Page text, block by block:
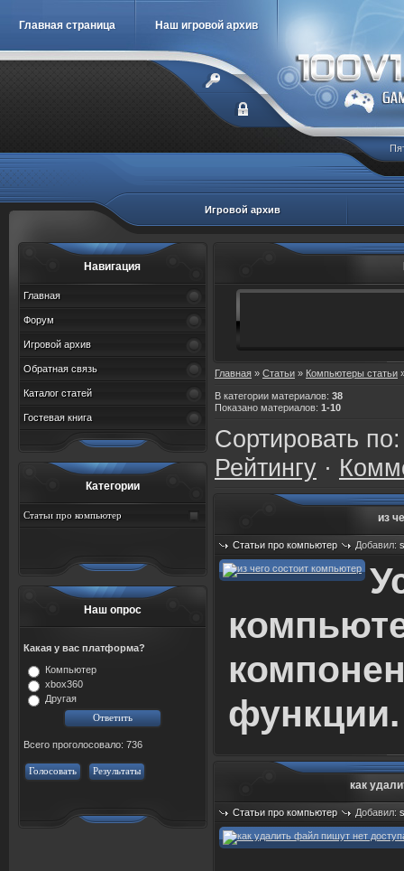
Главная страница Наш игровой архив
Игровой архив
Навигация
Главная
Форум
Игровой архив
Обратная связь
Каталог статей
Гостевая книга
Категории
Статьи про компьютер
Наш опрос
Какая у вас платформа?
Компьютер
xbox360
Другая
Всего проголосовало: 736
Голосовать Результаты
Главная » Статьи » Компьютеры статьи
В категории материалов: 38
Показано материалов: 1-10
Сортировать по
Рейтингу ·
из
Статьи про компьютер Добавил:
Просмотров: 656
функции.
как
Статьи про компьютер Добавил:
Просмотров: 670